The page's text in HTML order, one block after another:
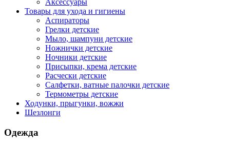
Аксессуары
Товары для ухода и гигиены
Аспираторы
Грелки детские
Мыло, шампуни детские
Ножнички детские
Ночники детские
Присыпки, крема детские
Расчески детские
Салфетки, ватные палочки детские
Термометры детские
Ходунки, прыгунки, вожжи
Шезлонги
Одежда